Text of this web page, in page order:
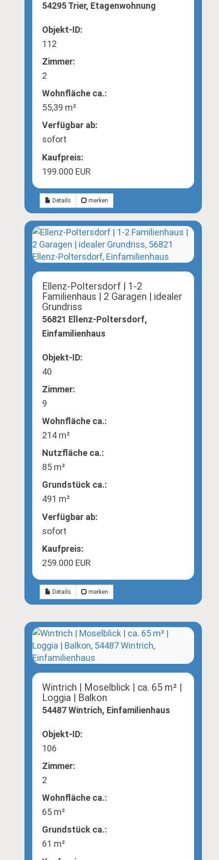
54295 Trier, Etagenwohnung
Objekt-ID:
112
Zimmer:
2
Wohnfläche ca.:
55,39 m²
Verfügbar ab:
sofort
Kaufpreis:
199.000 EUR
Details merken
Ellenz-Poltersdorf | 1-2
Familienhaus | 2 Garagen | idealer
Grundriss
56821 Ellenz-Poltersdorf,
Einfamilienhaus
Objekt-ID:
40
Zimmer:
9
Wohnfläche ca.:
214 m²
Nutzfläche ca.:
85 m²
Grund­stück ca.:
491 m²
Verfügbar ab:
sofort
Kaufpreis:
259.000 EUR
Details merken
Wintrich | Moselblick | ca. 65 m² |
Loggia | Balkon
54487 Wintrich, Einfamilienhaus
Objekt-ID:
106
Zimmer:
2
Wohnfläche ca.:
65 m²
Grund­stück ca.:
61 m²